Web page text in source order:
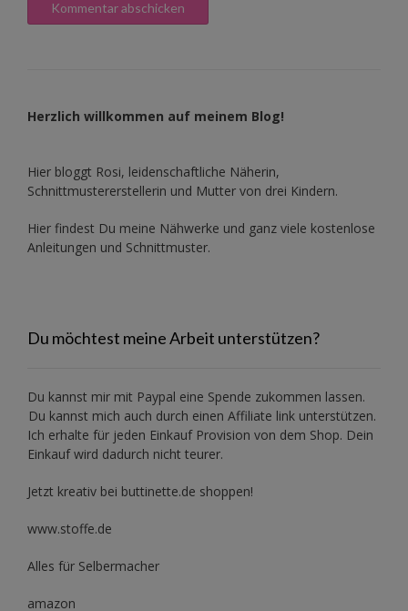
Herzlich willkommen auf meinem Blog!
Hier bloggt Rosi, leidenschaftliche Näherin,
Schnittmustererstellerin und Mutter von drei Kindern.
Hier findest Du meine Nähwerke und ganz viele kostenlose
Anleitungen und Schnittmuster.
Du möchtest meine Arbeit unterstützen?
Du kannst mir mit Paypal eine Spende zukommen lassen.
Du kannst mich auch durch einen Affiliate link unterstützen.
Ich erhalte für jeden Einkauf Provision von dem Shop. Dein
Einkauf wird dadurch nicht teurer.
Jetzt kreativ bei buttinette.de shoppen!
www.stoffe.de
Alles für Selbermacher
amazon